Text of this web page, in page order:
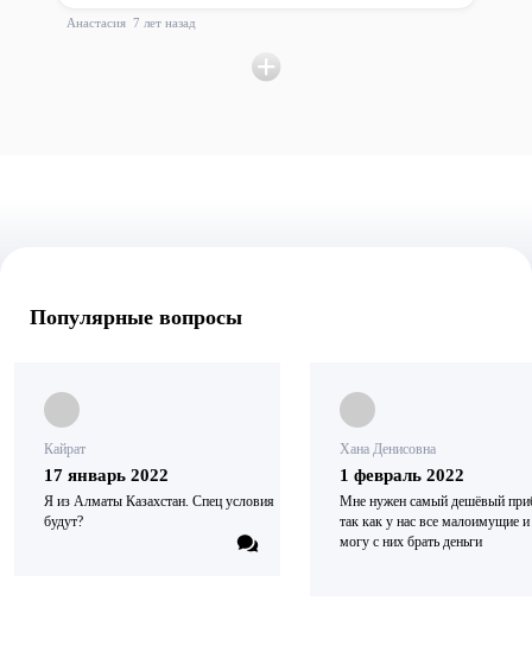
Весь организм как на ладони. За полчаса – час работы с
организмом. Ну а статья эта с отзывом – ясное дело – заказная.
Люди грамотные это невооруженным глазом видят.
Анастасия 7 лет назад
Популярные вопросы
Кайрат
17 январь 2022
Я из Алматы Казахстан. Спец условия
будут?
Хана Денисовна
1 февраль 2022
Мне нужен самый дешёвый
так как у нас все малоимущие и
могу с них брать деньги